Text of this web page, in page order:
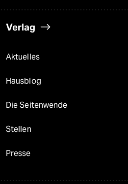
Verlag
Aktuelles
Hausblog
Die Seitenwende
Stellen
Presse